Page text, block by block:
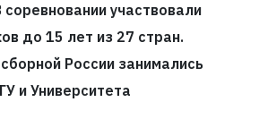
участвовали
до 15 лет из 27 стран.
России занимались
и Университета